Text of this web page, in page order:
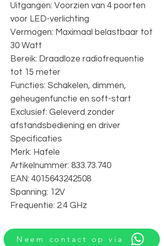
Uitgangen: Voorzien van 4 poorten
voor LED-verlichting
Vermogen: Maximaal belastbaar tot
30 Watt
Bereik: Draadloze radiofrequentie
tot 15 meter
Functies: Schakelen, dimmen,
geheugenfunctie en soft-start
Exclusief: Geleverd zonder
afstandsbediening en driver
Specificaties
Merk: Hafele
Artikelnummer: 833.73.740
EAN: 4015643242508
Spanning: 12V
Frequentie: 2.4 GHz
Neem contact op via